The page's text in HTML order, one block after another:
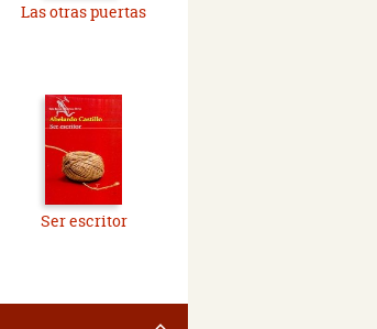
Las otras puertas
Ser escritor